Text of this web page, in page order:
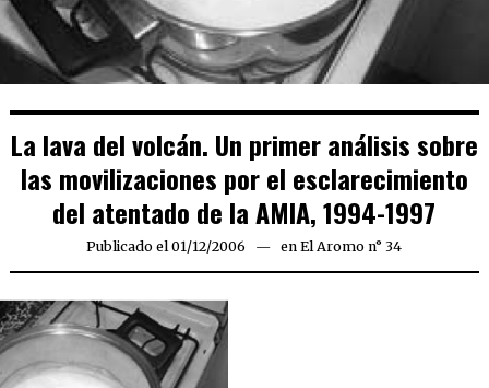
La lava del volcán. Un primer análisis sobre
las movilizaciones por el esclarecimiento
del atentado de la AMIA, 1994-1997
Publicado el 01/12/2006 23/03/2020
en El Aromo n° 34